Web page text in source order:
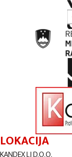
LOKACIJA